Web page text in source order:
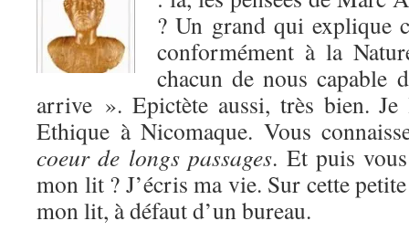
? Un grand qui explique
conformément à la
chacun de nous capable
arrive ». Epictète aussi, très bien.
Ethique à Nicomaque. Vous
coeur de longs passages. Et puis
mon lit ? J’écris ma vie. Sur cette
mon lit, à défaut d’un bureau.